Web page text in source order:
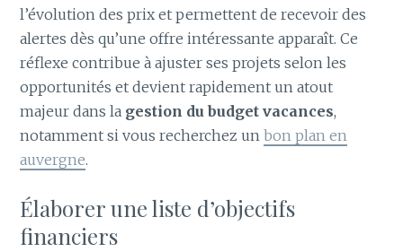
l’évolution des prix et permettent de recevoir des
alertes dès qu’une offre intéressante apparaît. Ce
réflexe contribue à ajuster ses projets selon les
opportunités et devient rapidement un atout
majeur dans la gestion du budget vacances,
notamment si vous recherchez unbon plan en
auvergne.
Élaborer une liste d’objectifs
financiers